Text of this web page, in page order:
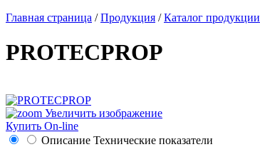
Главная страница /Продукция /Каталог продукции
PROTECPROP
Увеличить изображение
Купить On-line
Описание Технические показатели